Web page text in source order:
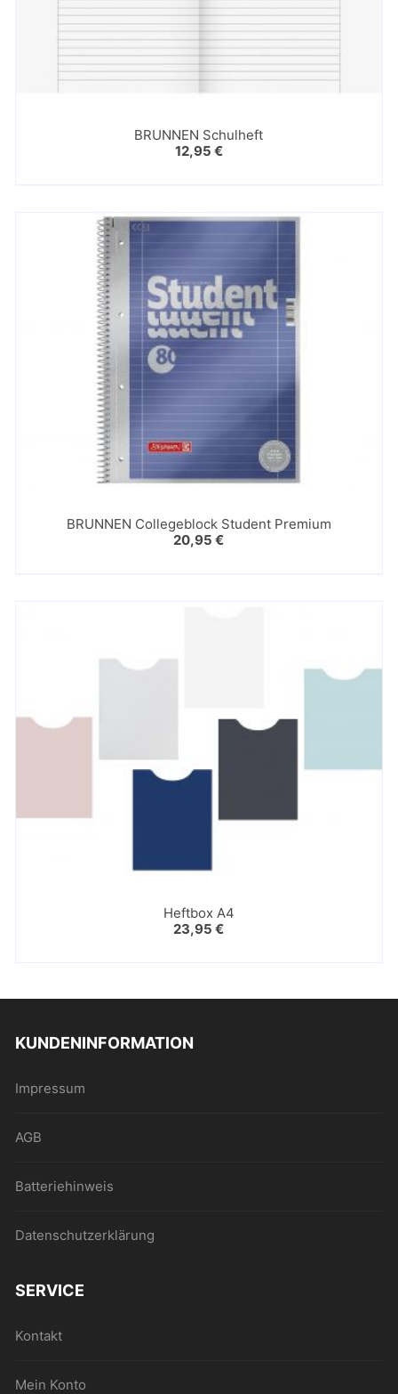
BRUNNEN Schulheft
12,95 €
BRUNNEN Collegeblock Student Premium
20,95€
Heftbox A4
23,95€
KUNDENINFORMATION
Impressum
AGB
Batteriehinweis
Datenschutzerklärung
SERVICE
Kontakt
Mein Konto